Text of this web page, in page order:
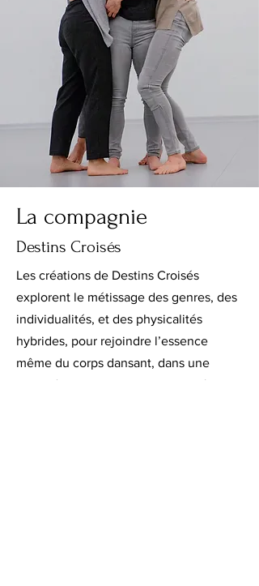
La compagnie
Destins Croisés
Les créations de Destins Croisés
explorent le métissage des genres, des
individualités, et des physicalités
hybrides, pour rejoindre l’essence
même du corps dansant, dans une
volonté de briser toutes les frontières